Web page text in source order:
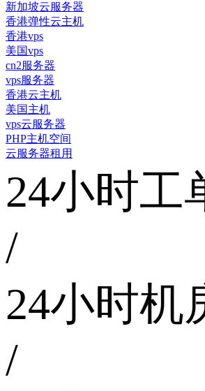
新加坡云服务器
香港弹性云主机
香港vps
美国vps
cn2服务器
vps服务器
香港云主机
美国主机
vps云服务器
PHP主机空间
云服务器租用
24小时工
/
24小时机
/